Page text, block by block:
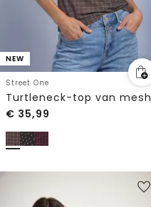
NEW
Street One
€ 35,99